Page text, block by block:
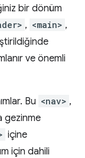
bir dönüm
, <main> ,
ve önemli
Bu <nav> ,
gezinme
içine
için dahili